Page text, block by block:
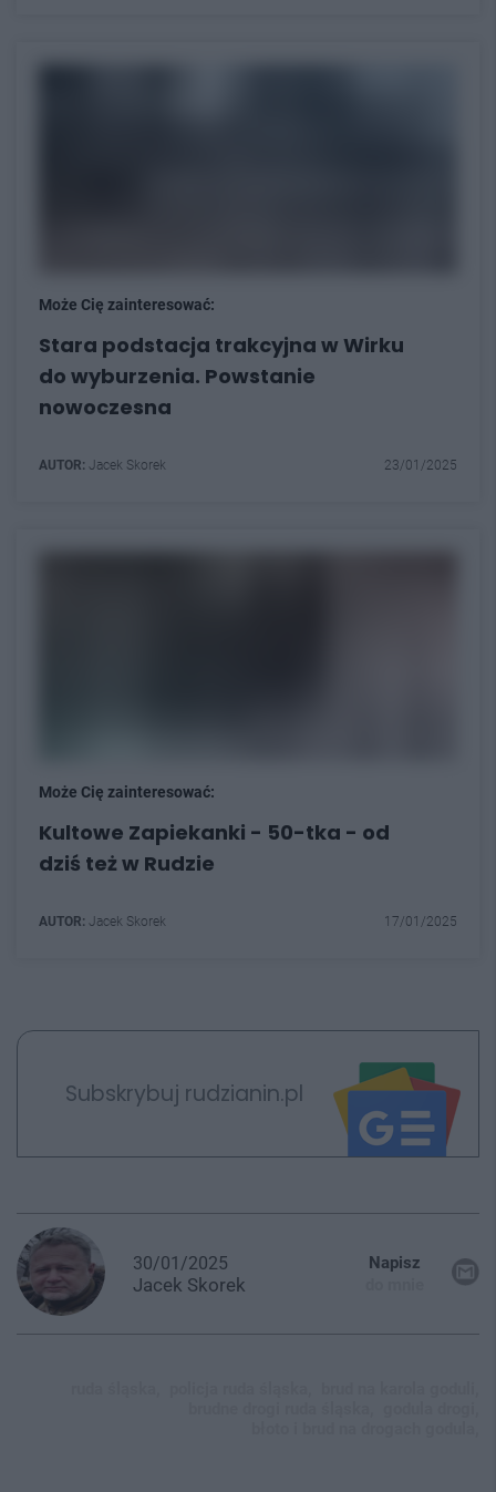
Może Cię zainteresować:
Stara podstacja trakcyjna w Wirku
do wyburzenia. Powstanie
nowoczesna
AUTOR: Jacek Skorek 23/01/2025
Może Cię zainteresować:
Kultowe Zapiekanki - 50-tka - od
dziś też w Rudzie
AUTOR: Jacek Skorek 17/01/2025
Subskrybuj rudzianin.pl
30/01/2025
Jacek Skorek
Napisz